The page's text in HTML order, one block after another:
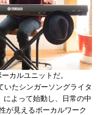
カルユニットだ。
たシンガーソングライタ
によって始動し、日常の中
が見えるボーカルワーク